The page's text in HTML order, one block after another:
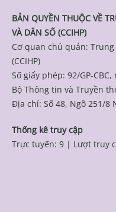
BẢN QUYỀN THUỘC VỀ
VÀ DÂN SỐ (CCIHP)
Cơ quan chủ quản:
(CCIHP)
Số giấy phép: 92/GP-
Bộ Thông tin và Truyền
Địa chỉ: Số 48, Ngõ 251/8
Thống kê truy cập
Trực tuyến: 9 | Lượt truy